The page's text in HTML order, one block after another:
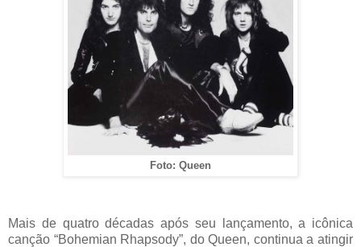
Foto: Queen
Mais de quatro décadas após seu lançamento, a icônica
canção “Bohemian Rhapsody”, do Queen, continua a atingir